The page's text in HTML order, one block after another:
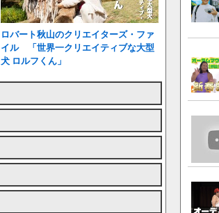
ロバート秋山のクリエイターズ・ファ
イル 「世界一クリエイティブな大型
犬 ロルフくん」